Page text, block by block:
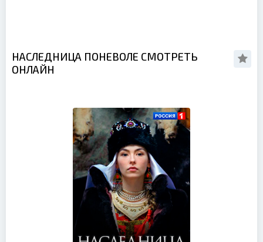
НАСЛЕДНИЦА ПОНЕВОЛЕ СМОТРЕТЬ
ОНЛАЙН